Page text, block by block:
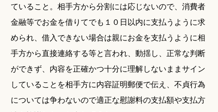
ていること。相手方から分割には応じないので、消費者
金融等でお金を借りてでも１０日以内に支払うように求
められ、借入できない場合は親にお金を支払うように相
手方から直接連絡する等と言われ、動揺し、正常な判断
ができず、内容を正確かつ十分に理解しないままサイン
していることを相手方に内容証明郵便で伝え、不貞行為
については争わないので適正な慰謝料の支払額や支払方